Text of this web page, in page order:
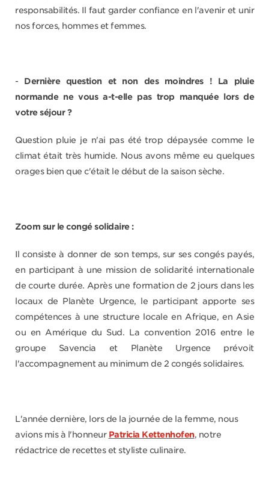
responsabilités. Il faut garder confiance en l'avenir et unir
nos forces, hommes et femmes.
- Dernière question et non des moindres ! La pluie
normande ne vous a-t-elle pas trop manquée lors de
votre séjour ?
Question pluie je n'ai pas été trop dépaysée comme le
climat était très humide. Nous avons même eu quelques
orages bien que c'était le début de la saison sèche.
Zoom sur le congé solidaire :
Il consiste à donner de son temps, sur ses congés payés,
en participant à une mission de solidarité internationale
de courte durée. Après une formation de 2 jours dans les
locaux de Planète Urgence, le participant apporte ses
compétences à une structure locale en Afrique, en Asie
ou en Amérique du Sud. La convention 2016 entre le
groupe Savencia et Planète Urgence prévoit
l'accompagnement au minimum de 2 congés solidaires.
L'année dernière, lors de la journée de la femme, nous
avions mis à l'honneur Patricia Kettenhofen, notre
rédactrice de recettes et styliste culinaire.